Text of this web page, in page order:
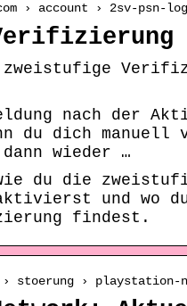
› account › 2sv-psn-
nach der
du dich manuell
wieder …
du die
und wo
findest.
stoerung › playstation-